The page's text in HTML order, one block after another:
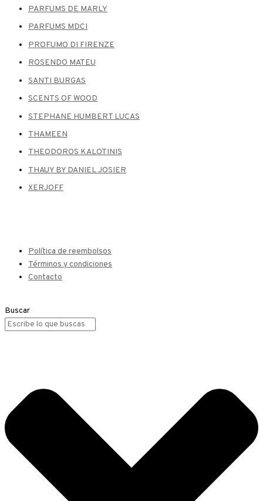
PARFUMS DE MARLY
PARFUMS MDCI
PROFUMO DI FIRENZE
ROSENDO MATEU
SANTI BURGAS
SCENTS OF WOOD
STEPHANE HUMBERT LUCAS
THAMEEN
THEODOROS KALOTINIS
THAUY BY DANIEL JOSIER
XERJOFF
Política de reembolsos
Términos y condiciones
Contacto
Buscar